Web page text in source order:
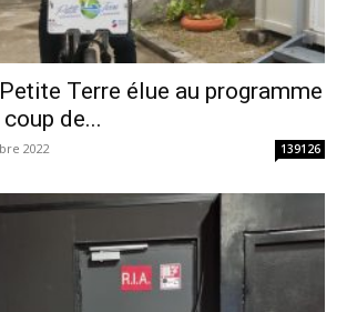
Terre élue au programme
de...
2022 139126